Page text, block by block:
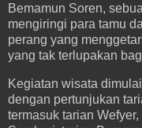
Bemamun Soren,
mengiringi para tamu
perang yang
yang tak terlupakan
Kegiatan wisata
dengan pertunjukan
termasuk tarian